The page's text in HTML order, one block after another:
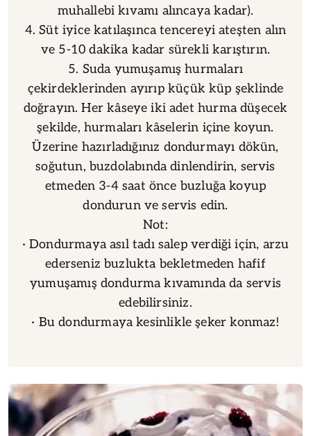
muhallebi kıvamı alıncaya kadar).
4. Süt iyice katılaşınca tencereyi ateşten alın
ve 5-10 dakika kadar sürekli karıştırın.
5. Suda yumuşamış hurmaları
çekirdeklerinden ayırıp küçük küp şeklinde
doğrayın. Her kâseye iki adet hurma düşecek
şekilde, hurmaları kâselerin içine koyun.
Üzerine hazırladığınız dondurmayı dökün,
soğutun, buzdolabında dinlendirin, servis
etmeden 3-4 saat önce buzluğa koyup
dondurun ve servis edin.
Not:
· Dondurmaya asıl tadı salep verdiği için, arzu
ederseniz buzlukta bekletmeden hafif
yumuşamış dondurma kıvamında da servis
edebilirsiniz.
· Bu dondurmaya kesinlikle şeker konmaz!